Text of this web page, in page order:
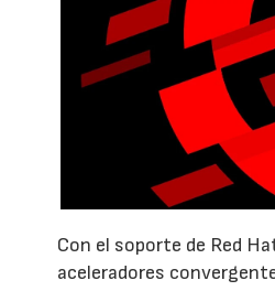
Con el soporte de Red
aceleradores